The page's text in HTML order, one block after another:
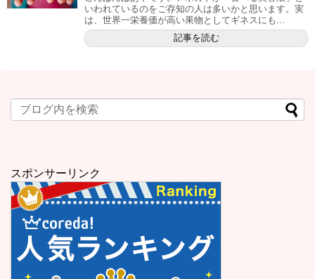
いわれているのをご存知の人は多いかと思います。実
は、世界一栄養価が高い果物としてギネスにも...
記事を読む
スポンサーリンク